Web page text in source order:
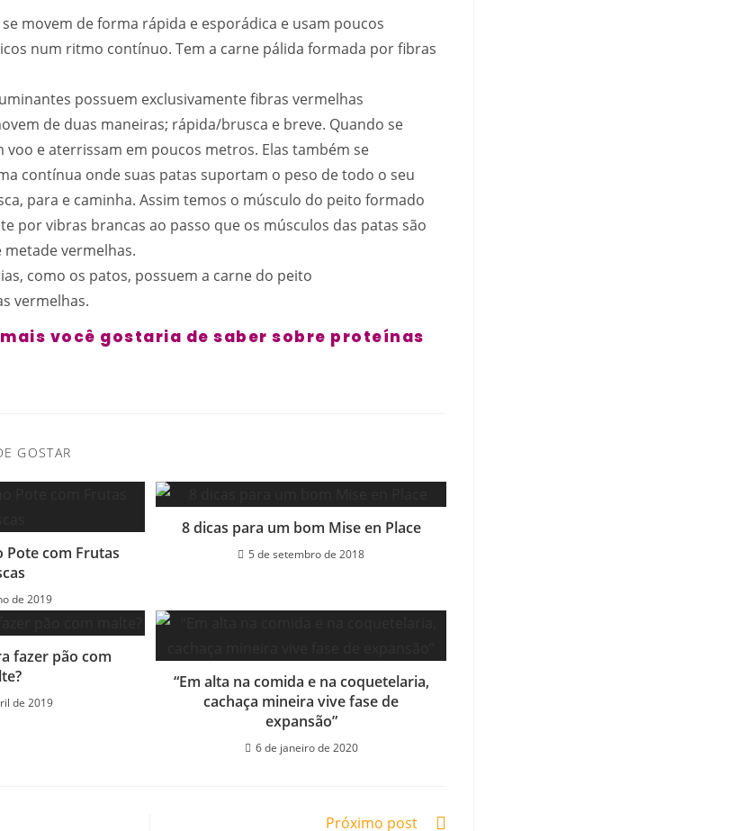
se movem de forma rápida e esporádica e usam poucos
num ritmo contínuo. Tem a carne pálida formada por fibras
possuem exclusivamente fibras vermelhas
de duas maneiras; rápida/brusca e breve. Quando se
voo e aterrissam em poucos metros. Elas também se
contínua onde suas patas suportam o peso de todo o seu
para e caminha. Assim temos o músculo do peito formado
por vibras brancas ao passo que os músculos das patas são
vermelhas.
como os patos, possuem a carne do peito
vermelhas.
você gostaria de saber sobre proteínas
GOSTAR
Pote com Frutas
de 2019
8 dicas para um bom Mise en Place
5 de setembro de 2018
fazer pão com
de 2019
“Em alta na comida e na coquetelaria,
cachaça mineira vive fase de
expansão”
6 de janeiro de 2020
Próximo post